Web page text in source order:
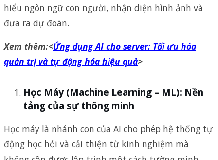
hiểu ngôn ngữ con người, nhận diện hình ảnh và
đưa ra dự đoán.
Xem thêm:<Ứng dụng AI cho server: Tối ưu hóa
quản trị và tự động hóa hiệu quả>
Học Máy (Machine Learning – ML): Nền
tảng của sự thông minh
Học máy là nhánh con của AI cho phép hệ thống tự
động học hỏi và cải thiện từ kinh nghiệm mà